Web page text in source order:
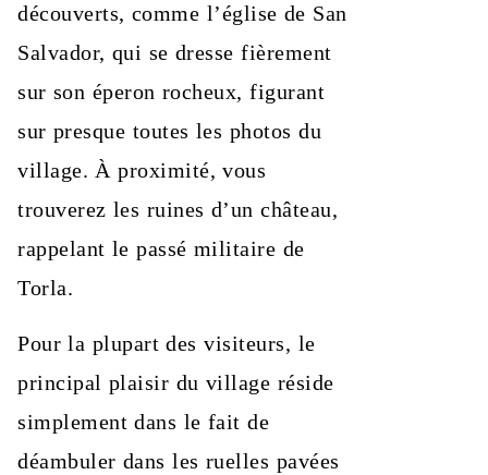
découverts, comme l’église de San
Salvador, qui se dresse fièrement
sur son éperon rocheux, figurant
sur presque toutes les photos du
village. À proximité, vous
trouverez les ruines d’un château,
rappelant le passé militaire de
Torla.
Pour la plupart des visiteurs, le
principal plaisir du village réside
simplement dans le fait de
déambuler dans les ruelles pavées